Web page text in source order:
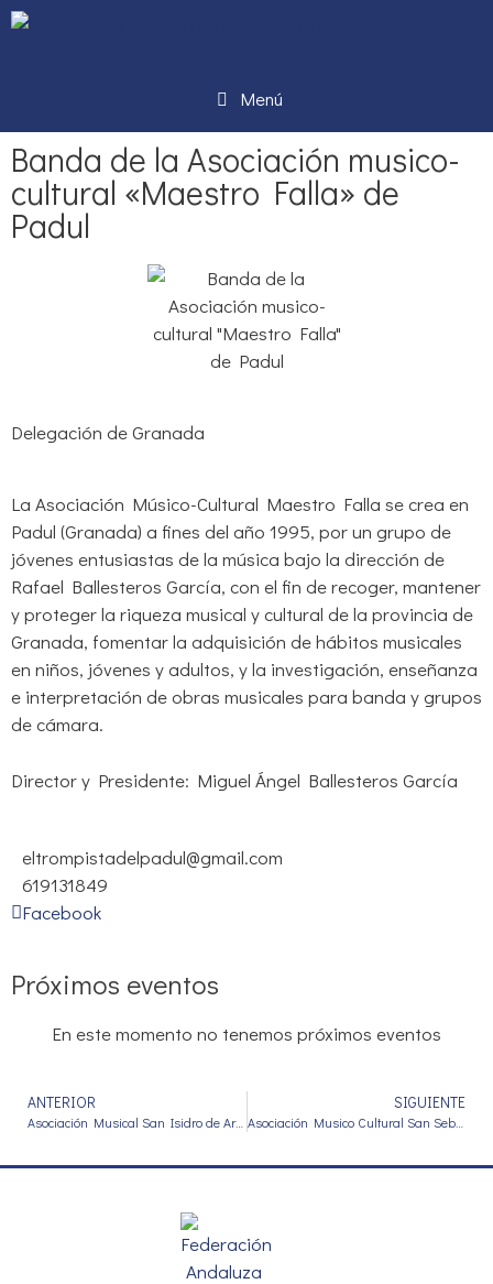
Menú
Banda de la Asociación musico-
cultural «Maestro Falla» de
Padul
Delegación de Granada
La Asociación Músico-Cultural Maestro Falla se crea en
Padul (Granada) a fines del año 1995, por un grupo de
jóvenes entusiastas de la música bajo la dirección de
Rafael Ballesteros García, con el fin de recoger, mantener
y proteger la riqueza musical y cultural de la provincia de
Granada, fomentar la adquisición de hábitos musicales
en niños, jóvenes y adultos, y la investigación, enseñanza
e interpretación de obras musicales para banda y grupos
de cámara.
Director y Presidente: Miguel Ángel Ballesteros García
eltrompistadelpadul@gmail.com
619131849
Facebook
Próximos eventos
En este momento no tenemos próximos eventos
ANTERIOR
Asociación Musical San Isidro de Armilla
SIGUIENTE
Asociación Musico Cultural San Sebastián de Padul